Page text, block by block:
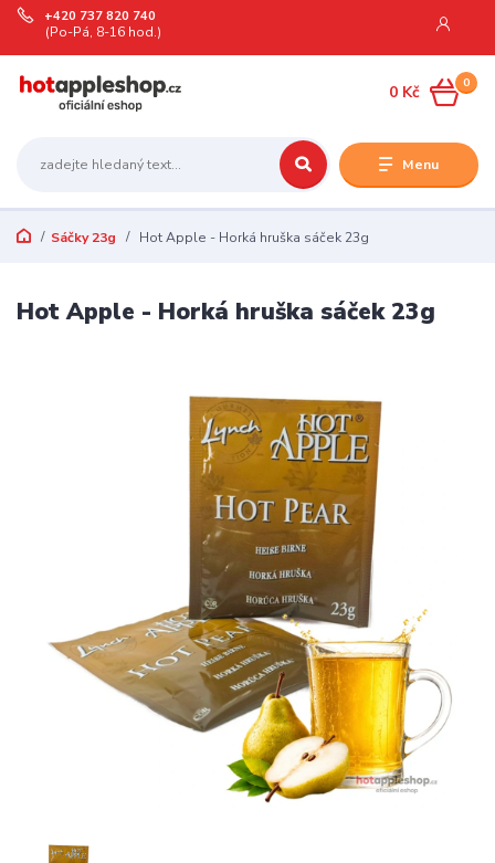
Menu
+420 737 820 740
(Po-Pá, 8-16 hod.)
0
0 Kč
Sáčky 23g Hot Apple - Horká hruška sáček 23g
Hot Apple - Horká hruška sáček 23g